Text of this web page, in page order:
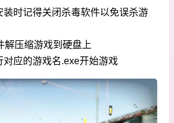
装时记得关闭杀毒软件以免误杀游
解压缩游戏到硬盘上
对应的游戏名.exe开始游戏